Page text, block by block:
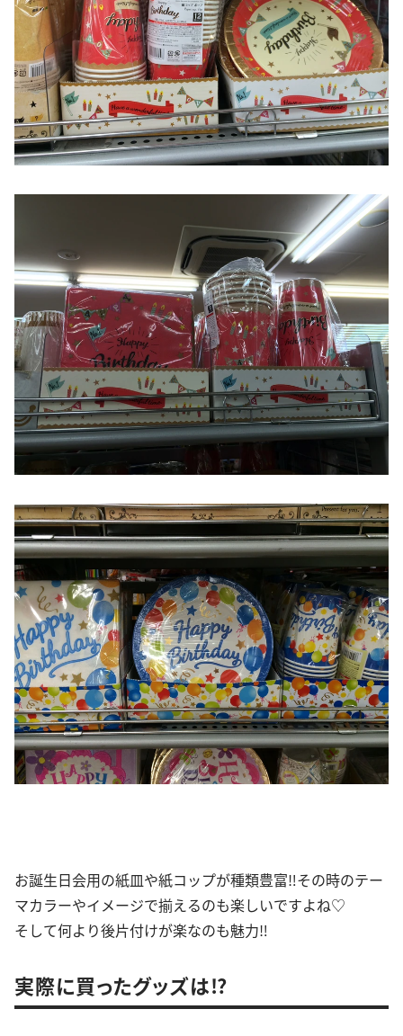
お誕生日会用の紙皿や紙コップが種類豊富‼︎その時のテー
マカラーやイメージで揃えるのも楽しいですよね♡
そして何より後片付けが楽なのも魅力‼︎
実際に買ったグッズは⁉︎